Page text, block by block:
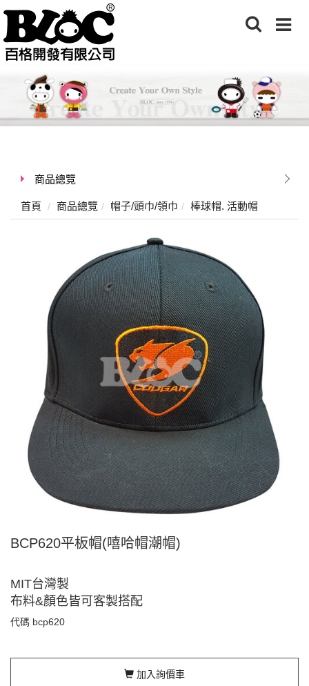
商品總覽
首頁 商品總覽 帽子/頭巾/領巾 棒球帽. 活動帽
BCP620平板帽(嘻哈帽潮帽)
MIT台灣製
布料&顏色皆可客製搭配
代碼 bcp620
加入詢價車